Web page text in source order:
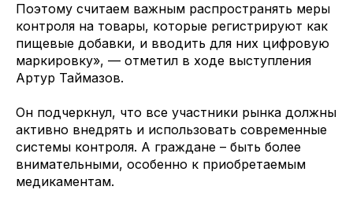
Поэтому считаем важным распространять меры
контроля на товары, которые регистрируют как
пищевые добавки, и вводить для них цифровую
маркировку», — отметил в ходе выступления
Артур Таймазов.
Он подчеркнул, что все участники рынка должны
активно внедрять и использовать современные
системы контроля. А граждане – быть более
внимательными, особенно к приобретаемым
медикаментам.